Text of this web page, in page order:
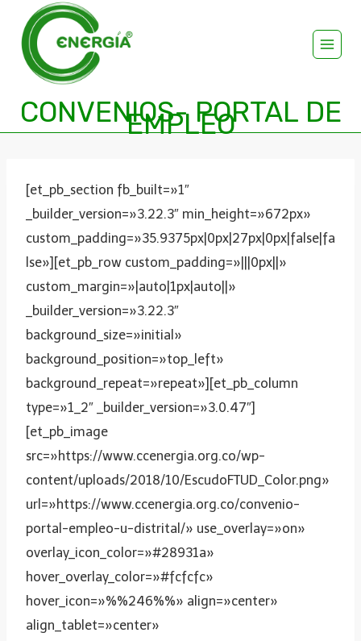
CONVENIOS- PORTAL DE
EMPLEO
[et_pb_section fb_built=»1″
_builder_version=»3.22.3″ min_height=»672px»
custom_padding=»35.9375px|0px|27px|0px|false|fa
lse»][et_pb_row custom_padding=»|||0px||»
custom_margin=»|auto|1px|auto||»
_builder_version=»3.22.3″
background_size=»initial»
background_position=»top_left»
background_repeat=»repeat»][et_pb_column
type=»1_2″ _builder_version=»3.0.47″]
[et_pb_image
src=»https://www.ccenergia.org.co/wp-
content/uploads/2018/10/EscudoFTUD_Color.png»
url=»https://www.ccenergia.org.co/convenio-
portal-empleo-u-distrital/» use_overlay=»on»
overlay_icon_color=»#28931a»
hover_overlay_color=»#fcfcfc»
hover_icon=»%%246%%» align=»center»
align_tablet=»center»